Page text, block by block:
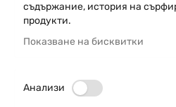
Преминете
към
началото
със
съдържание, история на
продукти.
Показване на бисквитки
Анализи